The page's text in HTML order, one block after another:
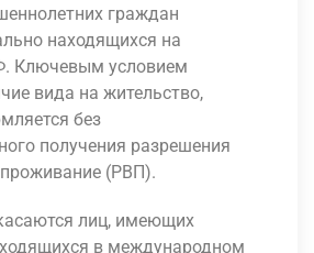
граждан
находящихся на
Ключевым условием
вида на жительство,
без
получения разрешения
(РВП).
лиц, имеющих
в международном